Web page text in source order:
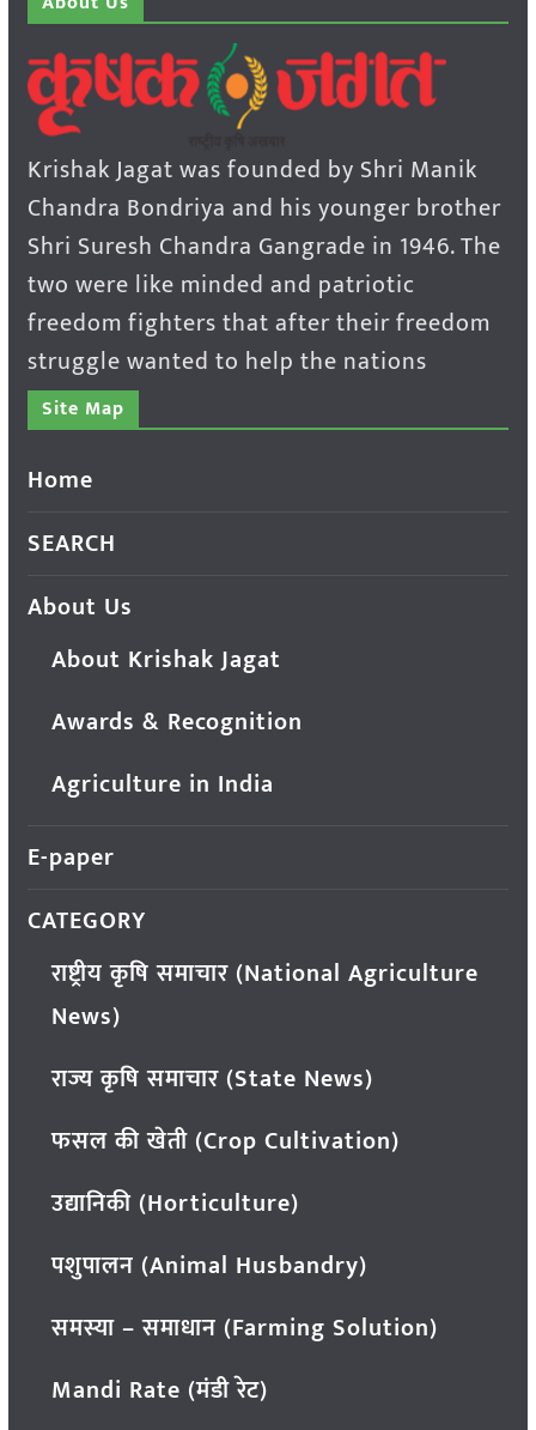
Krishak Jagat was founded by Shri Manik
Chandra Bondriya and his younger brother
Shri Suresh Chandra Gangrade in 1946. The
two were like minded and patriotic
freedom fighters that after their freedom
struggle wanted to help the nations
Site Map
Home
SEARCH
About Us
About Krishak Jagat
Awards & Recognition
Agriculture in India
E-paper
CATEGORY
राष्ट्रीय कृषि समाचार (National Agriculture
News)
राज्य कृषि समाचार (State News)
फसल की खेती (Crop Cultivation)
उद्यानिकी (Horticulture)
पशुपालन (Animal Husbandry)
समस्या – समाधान (Farming Solution)
Mandi Rate (मंडी रेट)